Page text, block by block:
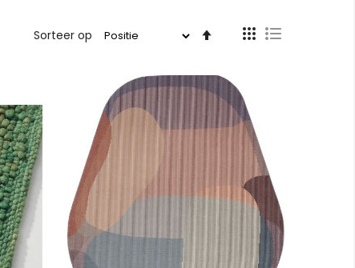
Tonen
Sorteer op
laag
sorteren